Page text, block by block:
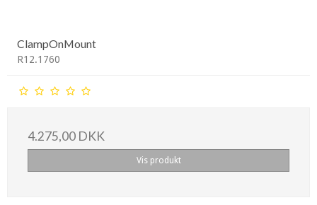
ClampOnMount
R12.1760
4.275,00 DKK
Vis produkt